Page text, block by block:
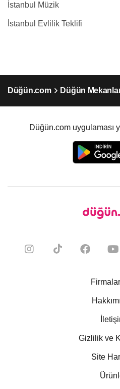
İstanbul Müzik
İstanbul Evlilik Teklifi
Düğün.com Düğün
Düğün.com uygulaması
Gizlilik ve
Site